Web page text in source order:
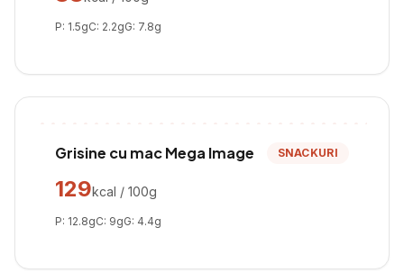
P: 1.5gC: 2.2gG: 7.8g
Grisine cu mac Mega Image SNACKURI
129kcal / 100g
P: 12.8gC: 9gG: 4.4g